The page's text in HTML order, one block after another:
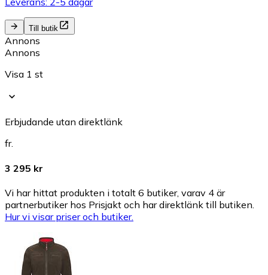
Till butik
Annons
Annons
Visa 1 st
Erbjudande utan direktlänk
fr.
3 295 kr
Vi har hittat produkten i totalt 6 butiker, varav 4 är
partnerbutiker hos Prisjakt och har direktlänk till butiken.
Hur vi visar priser och butiker.